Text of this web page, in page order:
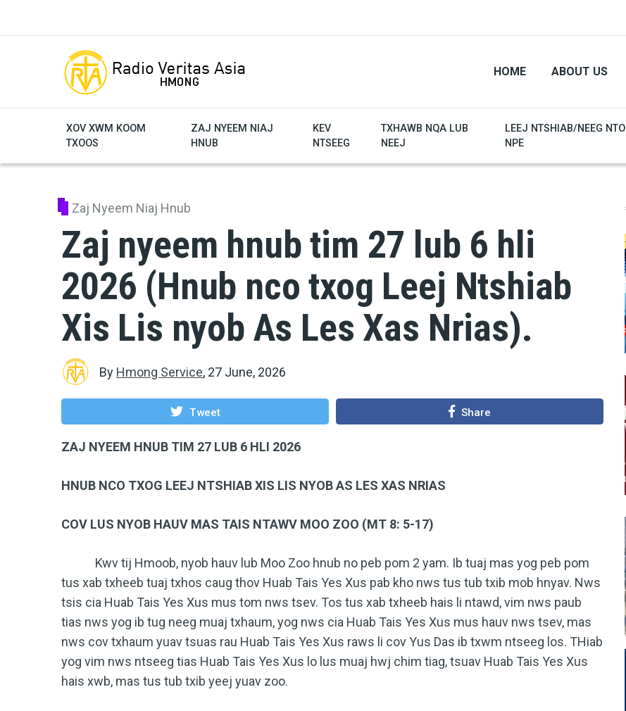
HOME ABOUT US
XOV XWM KOOM
TXOOS
ZAJ NYEEM NIAJ
HNUB
KEV
NTSEEG
TXHAWB NQA LUB
NEEJ
LEEJ NTSHIAB/NEEG NTO
NPE
Zaj Nyeem Niaj Hnub
Zaj nyeem hnub tim 27 lub 6 hli
2026 (Hnub nco txog Leej Ntshiab
Xis Lis nyob As Les Xas Nrias).
By Hmong Service, 27 June, 2026
Tweet Share
ZAJ NYEEM HNUB TIM 27 LUB 6 HLI 2026
HNUB NCO TXOG LEEJ NTSHIAB XIS LIS NYOB AS LES XAS NRIAS
COV LUS NYOB HAUV MAS TAIS NTAWV MOO ZOO (MT 8: 5-17)
Kwv tij Hmoob, nyob hauv lub Moo Zoo hnub no peb pom 2 yam. Ib tuaj mas yog peb pom
tus xab txheeb tuaj txhos caug thov Huab Tais Yes Xus pab kho nws tus tub txib mob hnyav. Nws
tsis cia Huab Tais Yes Xus mus tom nws tsev. Tos tus xab txheeb hais li ntawd, vim nws paub
tias nws yog ib tug neeg muaj txhaum, yog nws cia Huab Tais Yes Xus mus hauv nws tsev, mas
nws cov txhaum yuav tsuas rau Huab Tais Yes Xus raws li cov Yus Das ib txwm ntseeg los. THiab
yog vim nws ntseeg tias Huab Tais Yes Xus lo lus muaj hwj chim tiag, tsuav Huab Tais Yes Xus
hais xwb, mas tus tub txib yeej yuav zoo.